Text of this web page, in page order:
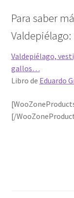
Para saber
Valdepiélago:
Valdepiélago,
gallos…
Libro de Eduardo
[/